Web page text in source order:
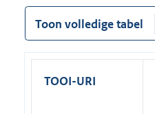
Toon volledige tabel
TOOI-URI